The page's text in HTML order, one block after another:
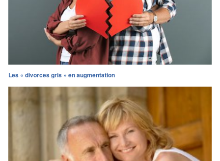
Les « divorces gris » en augmentation